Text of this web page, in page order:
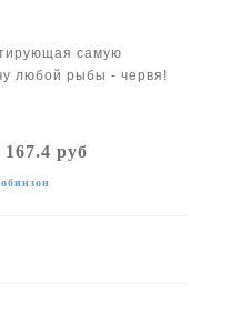
самую
любой рыбы - червя!
167.4 руб